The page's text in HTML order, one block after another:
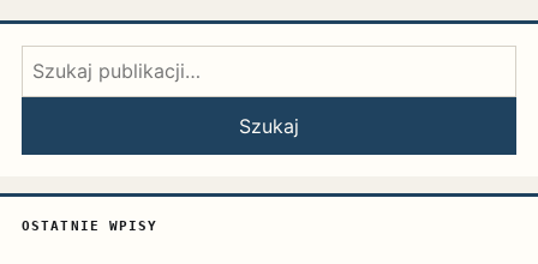
Szukaj:
Szukaj
OSTATNIE WPISY